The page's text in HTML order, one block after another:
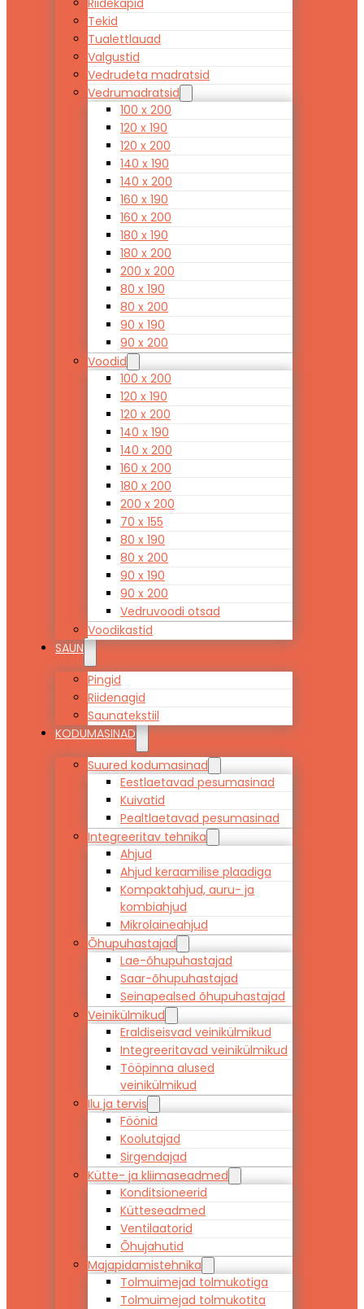
Riidekapid
Tekid
Tualettlauad
Valgustid
Vedrudeta madratsid
Vedrumadratsid
100 x 200
120 x 190
120 x 200
140 x 190
140 x 200
160 x 190
160 x 200
180 x 190
180 x 200
200 x 200
80 x 190
80 x 200
90 x 190
90 x 200
Voodid
100 x 200
120 x 190
120 x 200
140 x 190
140 x 200
160 x 200
180 x 200
200 x 200
70 x 155
80 x 190
80 x 200
90 x 190
90 x 200
Vedruvoodi otsad
Voodikastid
SAUN
Pingid
Riidenagid
Saunatekstiil
KODUMASINAD
Suured kodumasinad
Eestlaetavad pesumasinad
Kuivatid
Pealtlaetavad pesumasinad
Integreeritav tehnika
Ahjud
Ahjud keraamilise plaadiga
Kompaktahjud, auru- ja
kombiahjud
Mikrolaineahjud
Õhupuhastajad
Lae-õhupuhastajad
Saar-õhupuhastajad
Seinapealsed õhupuhastajad
Veinikülmikud
Eraldiseisvad veinikülmikud
Integreeritavad veinikülmikud
Tööpinna alused
veinikülmikud
Ilu ja tervis
Föönid
Koolutajad
Sirgendajad
Kütte- ja kliimaseadmed
Konditsioneerid
Kütteseadmed
Ventilaatorid
Õhujahutid
Majapidamistehnika
Tolmuimejad tolmukotiga
Tolmuimejad tolmukotita